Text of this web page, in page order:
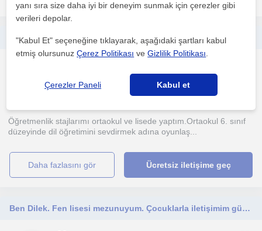
Öğretmenlik stajlarımı ortaokul ve lisede yaptım.Ortaokul 6. sınıf
düzeyinde dil öğretimini sevdirmek adına oyunlaş...
daha fazlasını gör Ücretsiz iletişime geç
Ben Dilek. Fen lisesi mezunuyum. Çocuklarla iletişimim güçlüdür.
yanı sıra size daha iyi bir deneyim sunmak için çerezler gibi
verileri depolar.
"Kabul Et" seçeneğine tıklayarak, aşağıdaki şartları kabul
etmiş olursunuzÇerez Politikası veGizlilik Politikası
Çerezler Paneli Kabul et